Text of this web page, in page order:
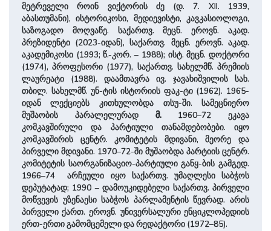
მეტრეველი როინ ვიქტორის ძე (დ. 7. XII. 1939,
აბასთუმანი), ისტორიკოსი, მედიევისტი, კავკასიოლოგი,
საზოგადო მოღვაწე. ­სა­ქარ­თვ. მეცნ. ეროვნ. აკა­დ.
პრეზიდენტი (2023-იდან), საქართვ. მეცნ. ეროვნ. აკად.
აკადემიკოსი (1993; წ.-კორ. – 1988); ისტ. მეცნ. დოქტორი
(1974), პროფესორი (1977), საქართვ. სახელმწ. პრემიის
ლაურეატი (1988). დაამთავრა ივ. ჯავახიშვილის სახ.
თბილ. სახელმწ. უნ-ტის ისტორიის ფაკ-ტი (1962). 1965-
იდან ლექციებს კითხულობდა თსუ-ში. სამეცნიერო
მუშაობის პარალელურად მ.1960–72 ეკავა
კომკავშირული და პარტიული თანამდებობები. იყო
კომკავშირის ცენტრ. კომიტეტის მდივანი, მეორე და
პირველი მდივანი. 1970–72-ში მუშაობდა პარტიის ცენტრ.
კომიტეტის საორგანიზაციო-პარტიული განყ-ბის გამგედ.
1966–74 არჩეული იყო საქართვ. უმაღლესი საბჭოს
დეპუტატად; 1990 – დამოუკიდებელი საქართვ. პირველი
მოწვევის უზენაესი საბჭოს პარლამენტის წევრად. არის
პირველი ქართ. ეროვნ. უნივერსალური ენციკლოპედიის
ერთ-ერთი გამომცემელი და რედაქტორი (1972–85).